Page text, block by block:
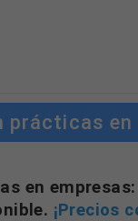
prácticas en
en
¡Precios